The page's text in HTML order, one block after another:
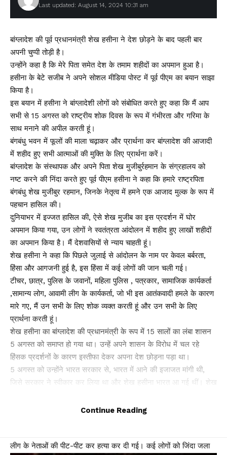
Last updated: August 14, 2024 10:31 am
बांग्लादेश की पूर्व प्रधानमंत्री शेख हसीना ने देश छोड़ने के बाद पहली बार
अपनी चुप्पी तोड़ी है।
उन्होंने कहा है कि मेरे पिता समेत देश के तमाम शहीदों का अपमान हुआ है।
हसीना के बेटे सजीब ने अपने सोशल मीडिया पोस्ट में पूर्व पीएम का बयान साझा
किया है।
इस बयान में हसीना ने बांग्लादेशी लोगों को संबोधित करते हुए कहा कि मैं आप
सभी से 15 अगस्त को राष्ट्रीय शोक दिवस के रूप में गंभीरता और गरिमा के
साथ मनाने की अपील करती हूं।
बंगबंधु भवन में फूलों की माला चढ़ाकर और प्रार्थना कर बांग्लादेश की आजादी
में शहीद हुए सभी आत्माओं की मुक्ति के लिए प्रार्थना करें।
बांग्लादेश के संस्थापक और अपने पिता शेख मुजीबुर्रहमान के संग्रहालय को
नष्ट करने की निंदा करते हुए पूर्व पीएम हसीना ने कहा कि हमारे राष्ट्रपिता
बंगबंधु शेख मुजीबुर रहमान, जिनके नेतृत्व में हमने एक आजाद मुल्क के रूप में
पहचान हासिल की।
दुनियाभर में इज्जत हासिल की, ऐसे शेख मुजीब का इस प्रदर्शन में घोर
अपमान किया गया, उन लोगों ने स्वतंत्रता आंदोलन में शहीद हुए लाखों शहीदों
का अपमान किया है। मैं देशवासियों से न्याय चाहती हूं।
शेख हसीना ने कहा कि पिछले जुलाई से आंदोलन के नाम पर केवल बर्बरता,
हिंसा और आगजनी हुई है, इस हिंसा में कई लोगों की जान चली गई।
टीचर, छात्र, पुलिस के जवानों, महिला पुलिस , पत्रकार, सामाजिक कार्यकर्ता
,सामान्य लोग, आवामी लीग के कार्यकर्ता, जो भी इस आतंकवादी हमले के कारण
मारे गए, मैं उन सभी के लिए शोक व्यक्त करती हूं और उन सभी के लिए
प्रार्थना करती हूं।
शेख हसीना का बांग्लादेश की प्रधानमंत्री के रूप में 15 सालों का लंबा शासन
5 अगस्त को समाप्त हो गया था। उन्हें अपने शासन के विरोध में चल रहे
हिंसक प्रदर्शनों के कारण इस्तीफा देकर अपना देश छोड़ना पड़ा था।
5 अगस्त को उन्होंने भारत सरकार से, भारत में आने की इजाजत मांगी थी,
जिसे सरकार ने स्वीकार कर लिया था और शेख हसीना भारत आ गई थीं। शेख
बांग्लादेश में हुए हिंसक प्रदर्शनों में शेख हसीना की पार्टी, आवामी लीग के लोगों
लीग के नेताओं की पीट-पीट कर हत्या कर दी गई। कई लोगों को जिंदा जला
Continue Reading